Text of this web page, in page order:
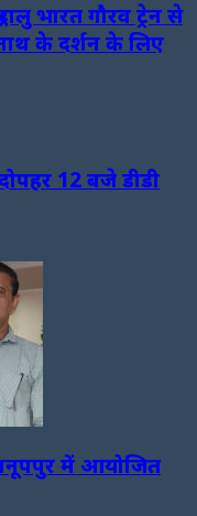
भारत गौरव ट्रेन से
के दर्शन के लिए
12 बजे डीडी
में आयोजित